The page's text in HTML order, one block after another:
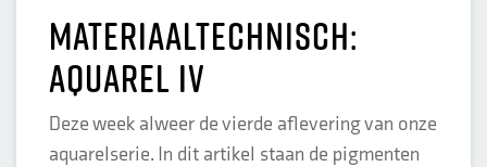
materiaaltechnisch:
Aquarel IV
Deze week alweer de vierde aflevering van onze
aquarelserie. In dit artikel staan de pigmenten